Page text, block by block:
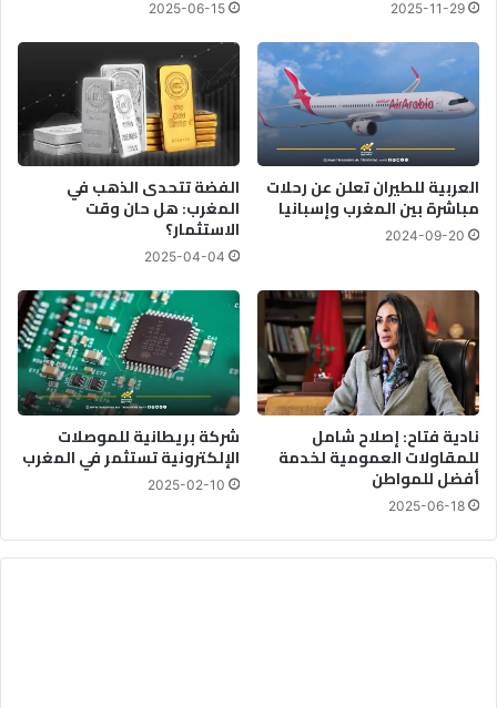
ل
ل
ل
ب
ط
ن
ج
ن
7
ل
ى
2
5
أ
ك
2025-11-29
2025-06-15
العربية للطيران تعلن عن رحلات
مباشرة بين المغرب وإسبانيا
2024-09-20
الفضة تتحدى الذهب في
المغرب: هل حان وقت
الاستثمار؟
2025-04-04
نادية فتاح: إصلاح شامل
للمقاولات العمومية لخدمة
أفضل للمواطن
2025-06-18
شركة بريطانية للموصلات
الإلكترونية تستثمر في المغرب
2025-02-10